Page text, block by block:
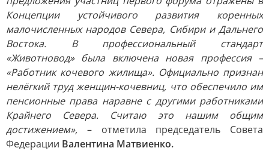
Концепции устойчивого развития коренных
малочисленных народов Севера, Сибири и Дальнего
Востока. В профессиональный стандарт
«Животновод» была включена новая профессия –
«Работник кочевого жилища». Официально признан
нелёгкий труд женщин-кочевниц, что обеспечило им
пенсионные права наравне с другими работниками
Крайнего Севера. Считаю это нашим общим
достижением», – отметила председатель Совета
Федерации Валентина Матвиенко.